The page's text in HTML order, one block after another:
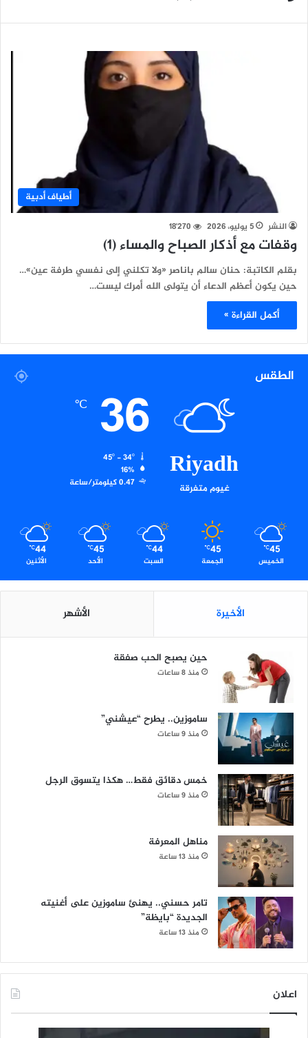
أطياف أدبية
النشر 5 يوليو، 2026 18٬270
وقفات مع أذكار الصباح والمساء (1)
بقلم الكاتبة: حنان سالم باناصر «ولا تكلني إلى نفسي طرفة عين»…
حين يكون أعظم الدعاء أن يتولى الله أمرك ليست…
أكمل القراءة »
الطقس
Riyadh
غيوم متفرقة
36
℃
16%
0.47 كيلومتر/ساعة
45
℃
الخميس
45
℃
الجمعة
44
℃
السبت
45
℃
الأحد
44
℃
الأثنين
الأخيرة الأشهر
حين يصبح الحب صفقة
منذ 8 ساعات
ساموزين.. يطرح “عيشني”
منذ 9 ساعات
خمس دقائق فقط… هكذا يتسوق الرجل
منذ 9 ساعات
مناهل المعرفة
منذ 13 ساعة
تامر حسني.. يهنئ ساموزين على أغنيته
الجديدة “بايظة”
منذ 13 ساعة
اعلان